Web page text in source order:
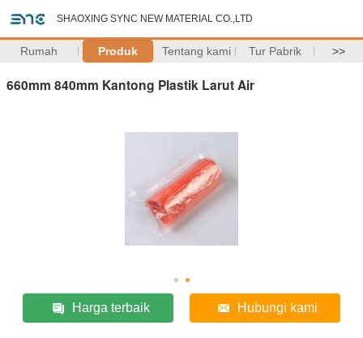
SHAOXING SYNC NEW MATERIAL CO.,LTD
Rumah Produk Tentang kami Tur Pabrik >>
660mm 840mm Kantong Plastik Larut Air
Harga terbaik Hubungi kami